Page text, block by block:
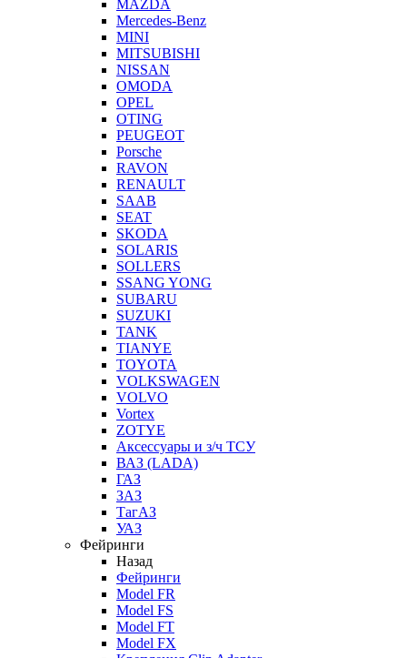
MAZDA
Mercedes-Benz
MINI
MITSUBISHI
NISSAN
OMODA
OPEL
OTING
PEUGEOT
Porsche
RAVON
RENAULT
SAAB
SEAT
SKODA
SOLARIS
SOLLERS
SSANG YONG
SUBARU
SUZUKI
TANK
TIANYE
TOYOTA
VOLKSWAGEN
VOLVO
Vortex
ZOTYE
Аксессуары и з/ч ТСУ
ВАЗ (LADA)
ГАЗ
ЗАЗ
ТагАЗ
УАЗ
Фейринги
Назад
Фейринги
Model FR
Model FS
Model FT
Model FX